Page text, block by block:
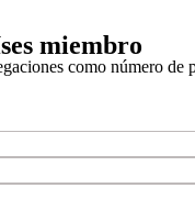
miembro
como número de